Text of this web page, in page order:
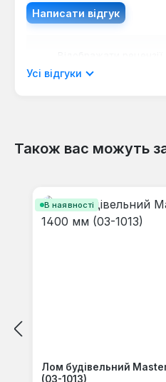
Написати відгук
мовою.
Відгуків не
Усі відгуки
Також вас можуть
В наявності
Лом будівельний
(03-1013)